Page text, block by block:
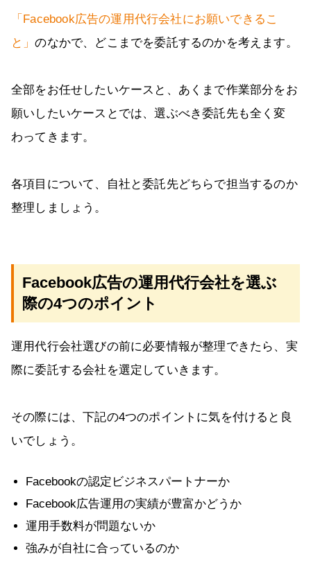
「Facebook広告の運用代行会社にお願いできるこ
と」のなかで、どこまでを委託するのかを考えます。
全部をお任せしたいケースと、あくまで作業部分をお
願いしたいケースとでは、選ぶべき委託先も全く変
わってきます。
各項目について、自社と委託先どちらで担当するのか
整理しましょう。
Facebook広告の運用代行会社を選ぶ
際の4つのポイント
運用代行会社選びの前に必要情報が整理できたら、実
際に委託する会社を選定していきます。
その際には、下記の4つのポイントに気を付けると良
いでしょう。
Facebookの認定ビジネスパートナーか
Facebook広告運用の実績が豊富かどうか
運用手数料が問題ないか
強みが自社に合っているのか